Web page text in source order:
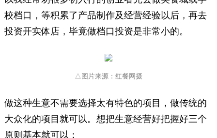
校档口，等积累了产品制作及经营经验以后，再去
投资开实体店，毕竟做档口投资是非常小的。
△图片来源：红餐网摄
做这种生意不需要选择太有特色的项目，做传统的
大众化的项目就可以。想把生意经营好把握好三个
原则基本就可以：